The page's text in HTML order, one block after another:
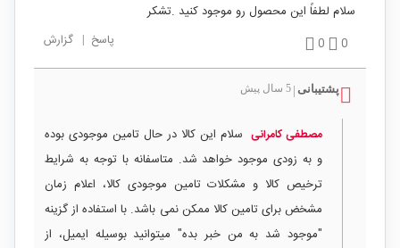
سلام لطفاً این محصول رو موجود کنید .تشکر
0
0 پاسخ | گزارش
پشتیبانی 5 سال پیش
مصطفی كامرانی سلام این کالا در حال تامین موجودی بوده
و به زودی موجود خواهد شد. متاسفانه با توجه به شرایط
ترخیص کالا و مشکلات تامین موجودی کالا، اعلام زمان
مشخض برای تامین کالا ممکن نمی باشد. با استفاده از گزینه
"موجود شد به من خبر بده" میتوانید بوسیله ایمیل، از